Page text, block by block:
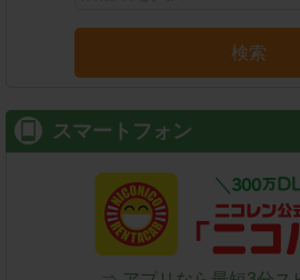
検索
スマートフォン